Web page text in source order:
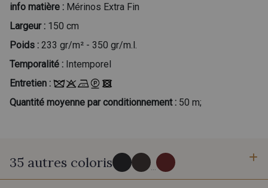
info matière : Mérinos Extra Fin
Largeur : 150 cm
Poids : 233 gr/m² - 350 gr/m.l.
Temporalité : Intemporel
Entretien :
Quantité moyenne par conditionnement : 50 m;
35 autres coloris ...